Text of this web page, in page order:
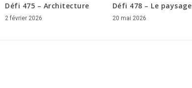
Défi 475 – Architecture
2 février 2026
Défi 478 – Le paysage
20 mai 2026